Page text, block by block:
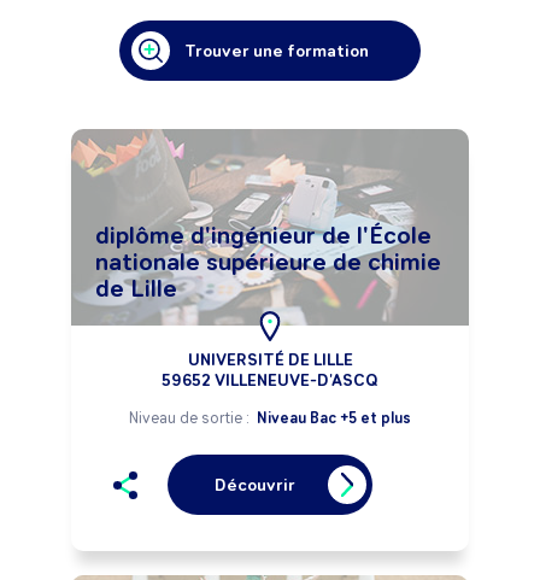
Trouver une formation
diplôme d'ingénieur de l'École
nationale supérieure de chimie
de Lille
UNIVERSITÉ DE LILLE
59652 VILLENEUVE-D'ASCQ
Niveau de sortie : Niveau Bac +5 et plus
Découvrir